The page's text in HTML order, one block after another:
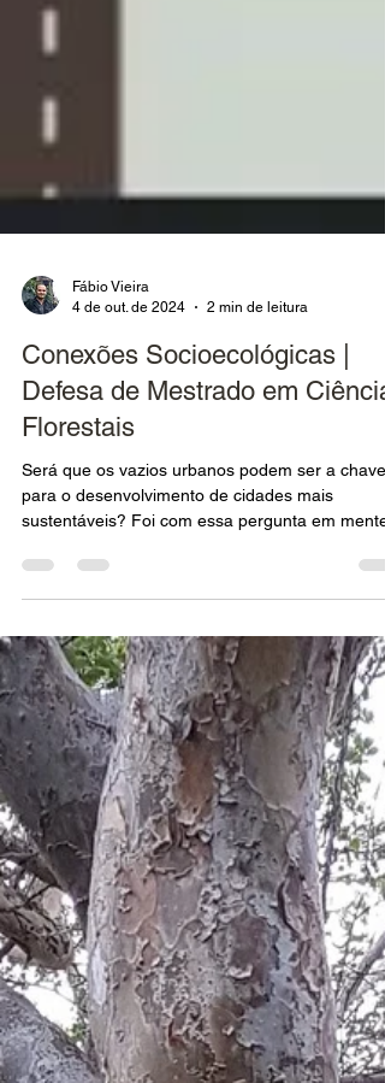
4 de out. de 2024
2 min de leitura
Conexões Socioecológicas |
Defesa de Mestrado em
Florestais
Será que os vazios urbanos podem ser a chave
que...